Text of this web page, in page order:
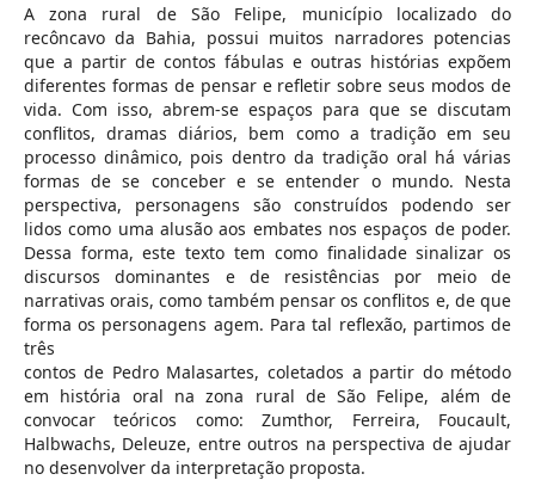
A zona rural de São Felipe, município localizado do
recôncavo da Bahia, possui muitos narradores potencias
que a partir de contos fábulas e outras histórias expõem
diferentes formas de pensar e refletir sobre seus modos de
vida. Com isso, abrem-se espaços para que se discutam
conflitos, dramas diários, bem como a tradição em seu
processo dinâmico, pois dentro da tradição oral há várias
formas de se conceber e se entender o mundo. Nesta
perspectiva, personagens são construídos podendo ser
lidos como uma alusão aos embates nos espaços de poder.
Dessa forma, este texto tem como finalidade sinalizar os
discursos dominantes e de resistências por meio de
narrativas orais, como também pensar os conflitos e, de que
forma os personagens agem. Para tal reflexão, partimos de
três
contos de Pedro Malasartes, coletados a partir do método
em história oral na zona rural de São Felipe, além de
convocar teóricos como: Zumthor, Ferreira, Foucault,
Halbwachs, Deleuze, entre outros na perspectiva de ajudar
no desenvolver da interpretação proposta.